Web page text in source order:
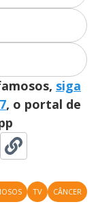
siga
, o portal de
TV CÂNCER